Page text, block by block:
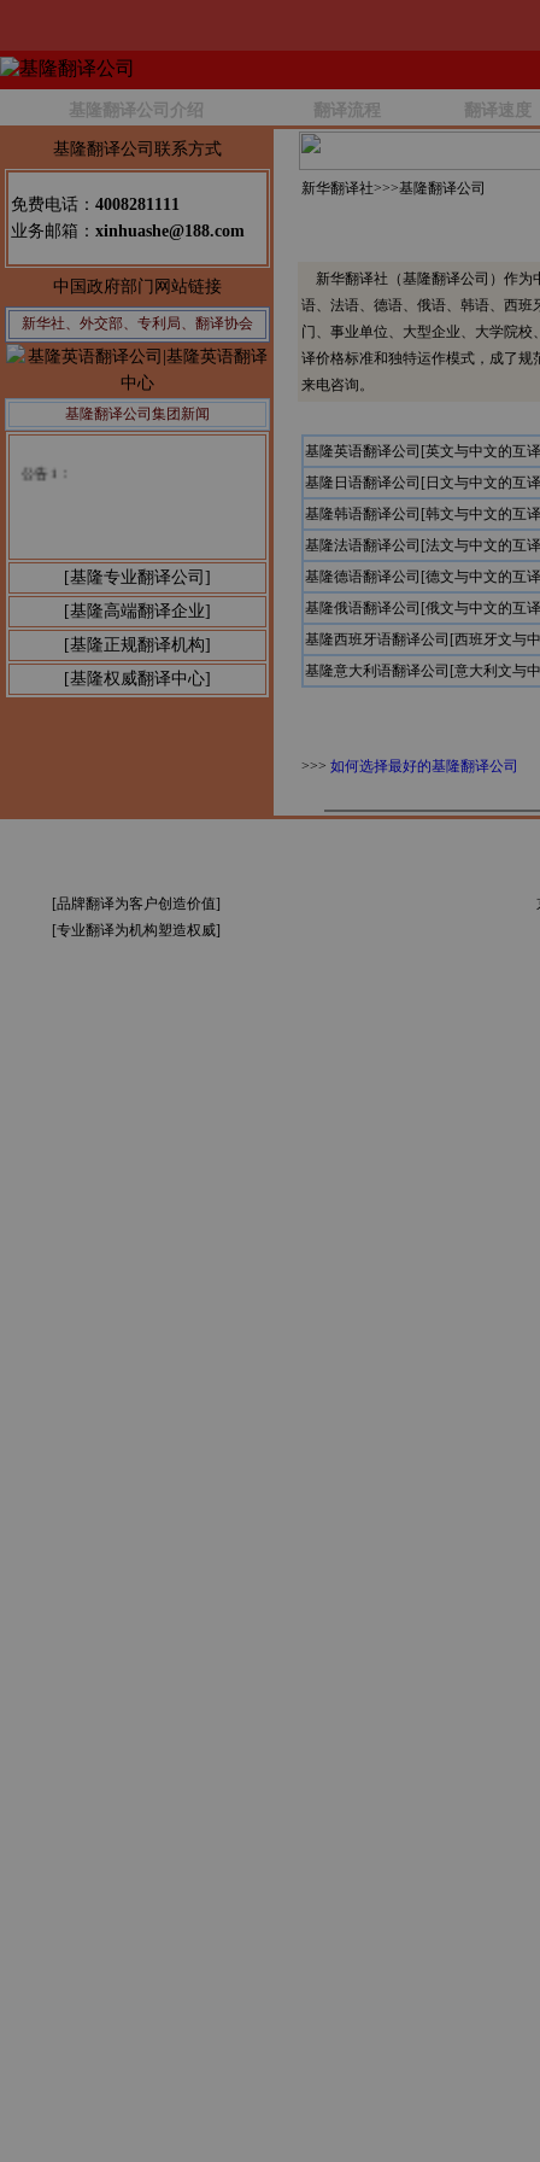
基隆翻译公司介绍 翻译流程 翻译速度
基隆翻译公司联系方式
免费电话： 4008281111
业务邮箱： xinhuashe@188.com
中国政府部门网站链接
新华社、外交部、专利局、翻译协会
基隆翻译公司集团新闻
[基隆专业翻译公司]
[基隆高端翻译企业]
[基隆正规翻译机构]
[基隆权威翻译中心]
新华翻译社>>>基隆翻译公司
新华翻译社（基隆翻译公司）作为
语、法语、德语、俄语、韩语、西
门、事业单位、大型企业、大学院
译价格标准和独特运作模式，成了
来电咨询。
基隆英语翻译公司[英文与中文的互
基隆日语翻译公司[日文与中文的互
基隆韩语翻译公司[韩文与中文的互
基隆法语翻译公司[法文与中文的互
基隆德语翻译公司[德文与中文的互
基隆俄语翻译公司[俄文与中文的互
基隆西班牙语翻译公司[西班牙文与
基隆意大利语翻译公司[意大利文与
>>> 如何选择最好的基隆翻译公司
[品牌翻译为客户创造价值]
[专业翻译为机构塑造权威]